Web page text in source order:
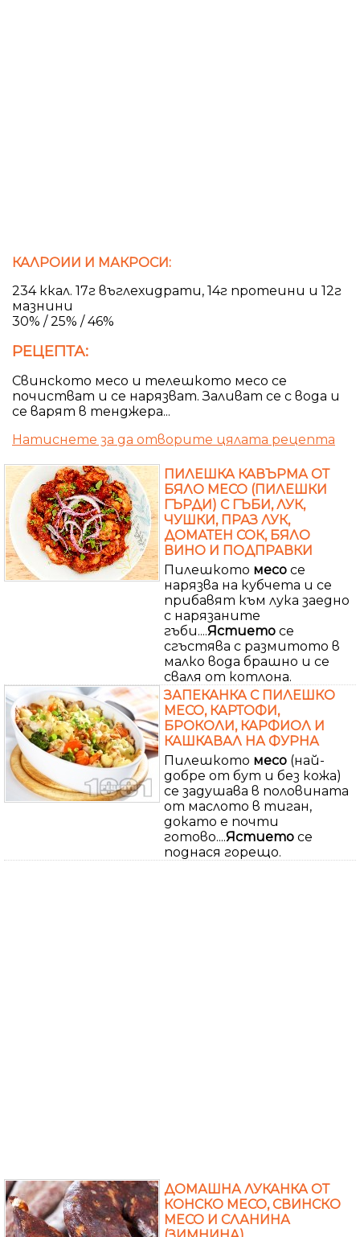
КАЛРОИИ И МАКРОСИ:
234 ккал. 17г въглехидрати, 14г протеини и 12г
мазнини
30% / 25% / 46%
РЕЦЕПТА:
Свинското месо и телешкото месо се
почистват и се нарязват. Заливат се с вода и
се варят в тенджера...
Натиснете за да отворите цялата рецепта
ПИЛЕШКА КАВЪРМА ОТ
БЯЛО МЕСО (ПИЛЕШКИ
ГЪРДИ) С ГЪБИ, ЛУК,
ЧУШКИ, ПРАЗ ЛУК,
ДОМАТЕН СОК, БЯЛО
ВИНО И ПОДПРАВКИ
Пилешкото месо се
нарязва на кубчета и се
прибавят към лука заедно
с нарязаните
гъби....Ястието се
сгъстява с размитото в
малко вода брашно и се
сваля от котлона.
ЗАПЕКАНКА С ПИЛЕШКО
МЕСО, КАРТОФИ,
БРОКОЛИ, КАРФИОЛ И
КАШКАВАЛ НА ФУРНА
Пилешкото месо (най-
добре от бут и без кожа)
се задушава в половината
от маслото в тиган,
докато е почти
готово....Ястието се
поднася горещо.
ДОМАШНА ЛУКАНКА ОТ
КОНСКО МЕСО, СВИНСКО
МЕСО И СЛАНИНА